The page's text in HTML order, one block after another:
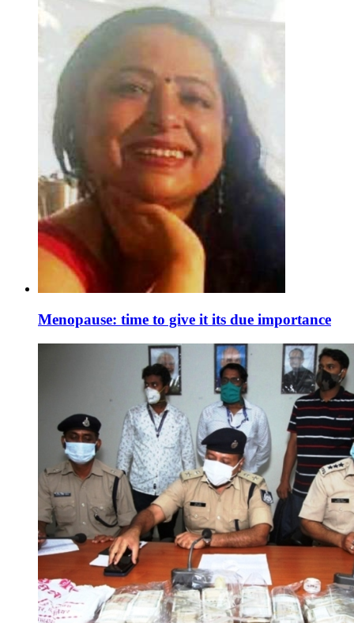
Menopause: time to give it its due importance